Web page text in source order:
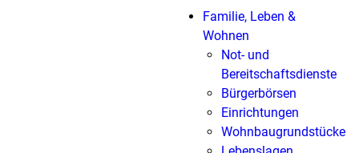
Familie, Leben &
Wohnen
Not- und
Bereitschaftsdienste
Bürgerbörsen
Einrichtungen
Wohnbaugrundstücke